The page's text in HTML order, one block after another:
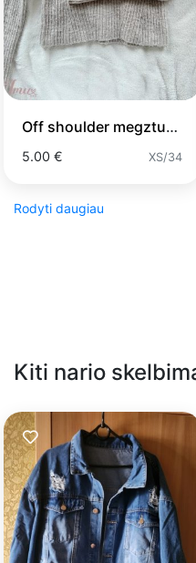
Off shoulder megztukas
5.00 € XS/34
Rodyti daugiau
Kiti nario